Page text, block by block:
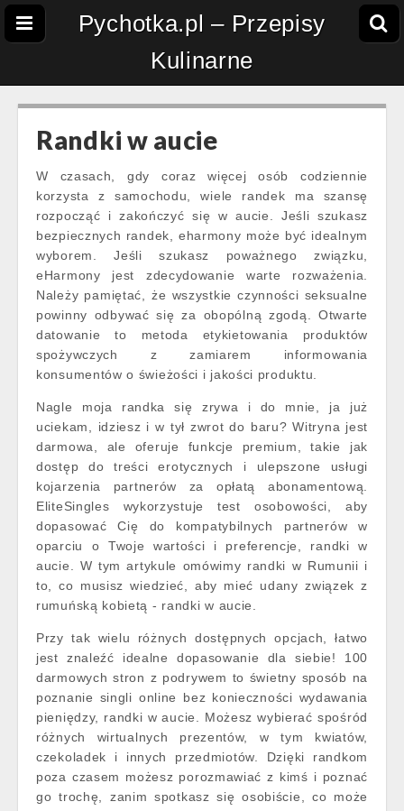
Pychotka.pl – Przepisy
Kulinarne
Randki w aucie
W czasach, gdy coraz więcej osób codziennie
korzysta z samochodu, wiele randek ma szansę
rozpocząć i zakończyć się w aucie. Jeśli szukasz
bezpiecznych randek, eharmony może być idealnym
wyborem. Jeśli szukasz poważnego związku,
eHarmony jest zdecydowanie warte rozważenia.
Należy pamiętać, że wszystkie czynności seksualne
powinny odbywać się za obopólną zgodą. Otwarte
datowanie to metoda etykietowania produktów
spożywczych z zamiarem informowania
konsumentów o świeżości i jakości produktu.
Nagle moja randka się zrywa i do mnie, ja już
uciekam, idziesz i w tył zwrot do baru? Witryna jest
darmowa, ale oferuje funkcje premium, takie jak
dostęp do treści erotycznych i ulepszone usługi
kojarzenia partnerów za opłatą abonamentową.
EliteSingles wykorzystuje test osobowości, aby
dopasować Cię do kompatybilnych partnerów w
oparciu o Twoje wartości i preferencje, randki w
aucie. W tym artykule omówimy randki w Rumunii i
to, co musisz wiedzieć, aby mieć udany związek z
rumuńską kobietą - randki w aucie.
Przy tak wielu różnych dostępnych opcjach, łatwo
jest znaleźć idealne dopasowanie dla siebie! 100
darmowych stron z podrywem to świetny sposób na
poznanie singli online bez konieczności wydawania
pieniędzy, randki w aucie. Możesz wybierać spośród
różnych wirtualnych prezentów, w tym kwiatów,
czekoladek i innych przedmiotów. Dzięki randkom
poza czasem możesz porozmawiać z kimś i poznać
go trochę, zanim spotkasz się osobiście, co może